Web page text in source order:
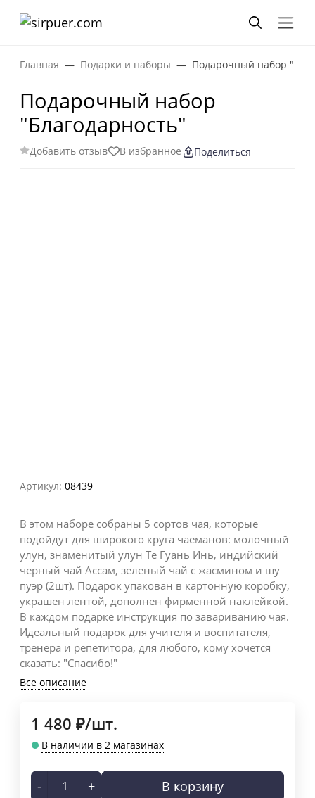
Главная Подарки и наборы Подарочный набор
Подарочный набор
"Благодарность"
Добавить отзыв В избранное Поделиться
Артикул: 08439
В этом наборе собраны 5 сортов чая, которые
подойдут для широкого круга чаеманов: молочный
улун, знаменитый улун Те Гуань Инь, индийский
черный чай Ассам, зеленый чай с жасмином и шу
пуэр (2шт). Подарок упакован в картонную коробку,
украшен лентой, дополнен фирменной наклейкой.
В каждом подарке инструкция по завариванию чая.
Идеальный подарок для учителя и воспитателя,
тренера и репетитора, для любого, кому хочется
сказать: "Спасибо!"
Все описание
1 480 ₽/шт.
В наличии в 2 магазинах
- + В корзину